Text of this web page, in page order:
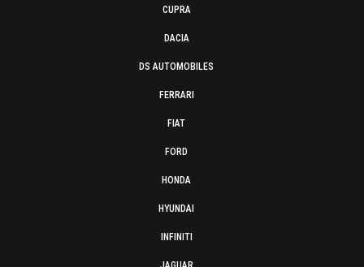
CUPRA
DACIA
DS AUTOMOBILES
FERRARI
FIAT
FORD
HONDA
HYUNDAI
INFINITI